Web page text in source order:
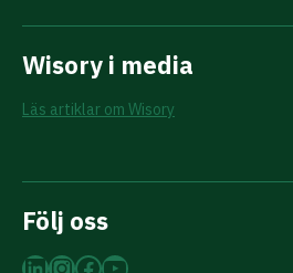
Wisory i media
Läs artiklar om Wisory
Följ oss